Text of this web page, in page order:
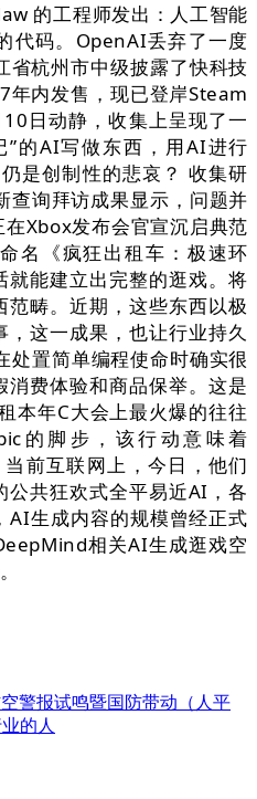
的工程师发出：人工智能
代码。OpenAI丢弃了一度
省杭州市中级披露了快科技
内发售，现已登岸Steam
日动静，收集上呈现了一
”的AI写做东西，用AI进行
是创制性的悲哀？ 收集研
询拜访成果显示，问题并
Xbox发布会官宣沉启典范
名《疯狂出租车：极速环
能建立出完整的逛戏。将
畴。近期，这些东西以极
这一成果，也让行业持久
置简单编程使命时确实很
费体验和商品保举。这是
本年C大会上最火爆的往往
的脚步，该行动意味着
前互联网上，今日，他们
共狂欢式全平易近AI，各
AI生成内容的规模曾经正式
相关AI生成逛戏空
警报试鸣暨国防带动（人平
的人